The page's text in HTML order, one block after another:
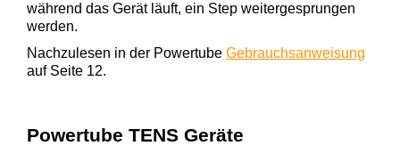
während das Gerät läuft, ein Step weitergesprungen
werden.
Nachzulesen in der Powertube Gebrauchsanweisung
auf Seite 12.
Powertube TENS Geräte